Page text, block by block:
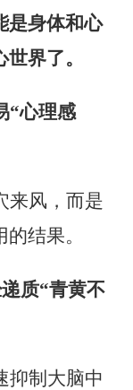
是身体和心
界了。
“心理感
来风，而是
结果。
质“青黄不
抑制大脑中